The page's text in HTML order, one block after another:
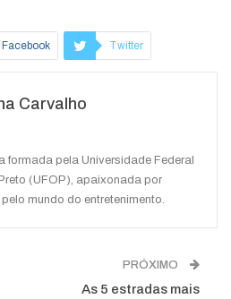
Facebook Twitter
Carvalho
formada pela Universidade Federal
(UFOP), apaixonada por
mundo do entretenimento.
PRÓXIMO
As 5 estradas mais